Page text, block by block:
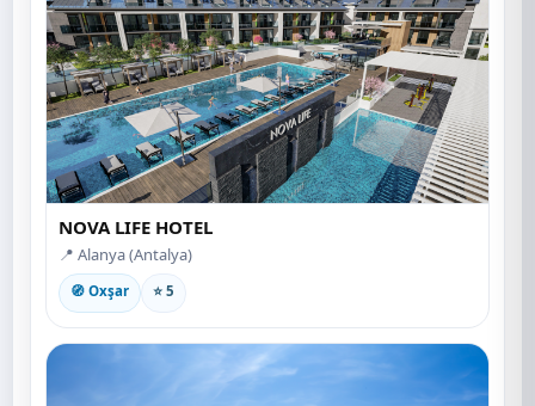
NOVA LIFE HOTEL
📍 Alanya (Antalya)
🧭 Oxşar ⭐ 5